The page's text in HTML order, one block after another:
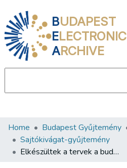
BUDAPEST
ELECTRONIC
ARCHIVE
Communities & Collections
All of DSpace
Home Budapest Gyűjtemény
Sajtókivágat-gyűjtemény
Elkészültek a tervek a budai Szent Anna-templom helyreállítására